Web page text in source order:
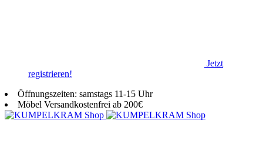
Jetzt
registrieren!
Öffnungszeiten: samstags 11-15 Uhr
Möbel Versandkostenfrei ab 200€